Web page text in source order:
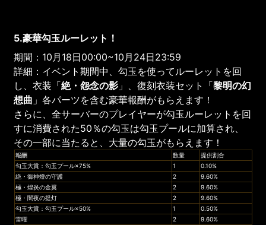
5.豪華勾玉ルーレット！
期間：10月18日00:00~10月24日23:59
詳細：イベント期間中、勾玉を使ってルーレットを回
し、衣装「絶・怨念の影 」、復刻衣装セット「黎明の幻
想曲 」各パーツを含む豪華報酬がもらえます！
さらに、全サーバーのプレイヤーが勾玉ルーレットを回
すに消費された50％の勾玉は勾玉プールに加算され、
その一部に当たると、大量の勾玉がもらえます！
報酬 数量
提供割合
勾玉大賞：勾玉プール×75%
1
0.10%
絶・御神燈の守護
2
9.60%
極・煌炎の金翼
2
9.60%
極・闇夜の提灯
2
9.60%
勾玉大賞：勾玉プール×50%
1
0.50%
雷曜
2
9.60%